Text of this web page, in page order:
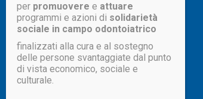
© 2026 Fondazione SIdP
per promuovere e attuare
programmi e azioni di solidarietà
sociale in campo odontoiatrico
finalizzati alla cura e al sostegno
delle persone svantaggiate dal punto
di vista economico, sociale e
culturale.